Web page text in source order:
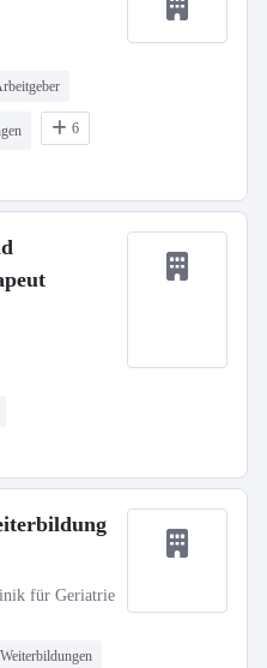
6
für Geriatrie
Weiterbildungen